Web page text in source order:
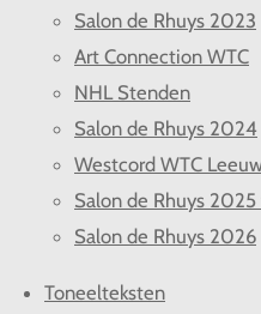
Salon de Rhuys 2023
Art Connection WTC
NHL Stenden
Salon de Rhuys 2024
Westcord WTC
Salon de Rhuys
Salon de Rhuys 2026
Toneelteksten